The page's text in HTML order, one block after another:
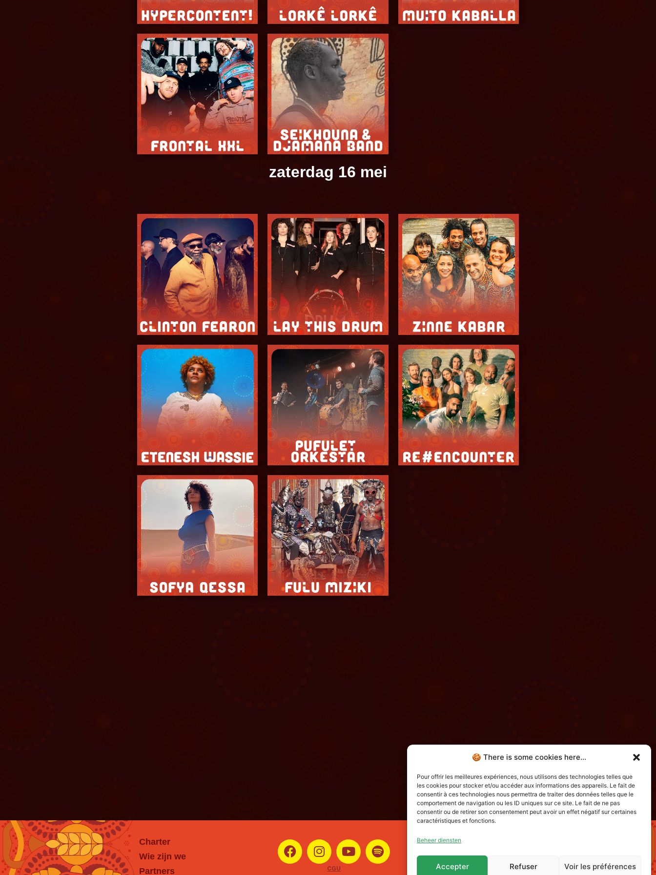
🍪 There is some cookies here...
Pour offrir les meilleures expériences, nous utilisons des technologies telles que
les cookies pour stocker et/ou accéder aux informations des appareils. Le fait de
consentir à ces technologies nous permettra de traiter des données telles que le
comportement de navigation ou les ID uniques sur ce site. Le fait de ne pas
consentir ou de retirer son consentement peut avoir un effet négatif sur certaines
caractéristiques et fonctions.
Beheer diensten
Accepter Refuser Voir les préférences
zaterdag 16 mei
Charter
Wie zijn we
Partners
CGU
avec le soutien de